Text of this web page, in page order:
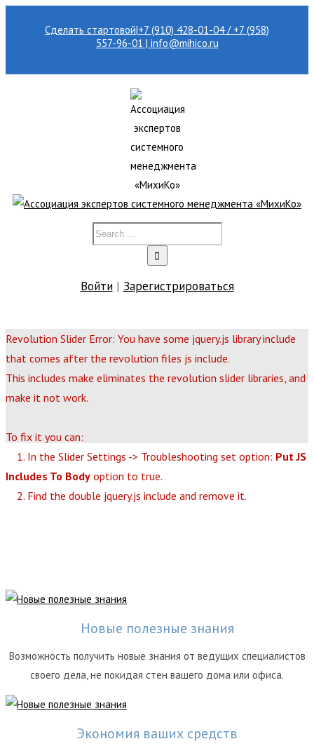
Сделать стартовой|+7 (910) 428-01-04 / +7 (958)
557-96-01 | info@mihico.ru
Войти| Зарегистрироваться
Revolution Slider Error: You have some jquery.js library include
that comes after the revolution files js include.
This includes make eliminates the revolution slider libraries, and
make it not work.
To fix it you can:
1. In the Slider Settings -> Troubleshooting set option: Put JS
Includes To Body option to true.
2. Find the double jquery.js include and remove it.
Преимущества наших
Новые полезные знания
Возможность получить новые знания от ведущих специалистов
своего дела, не покидая стен вашего дома или офиса.
Экономия ваших средств